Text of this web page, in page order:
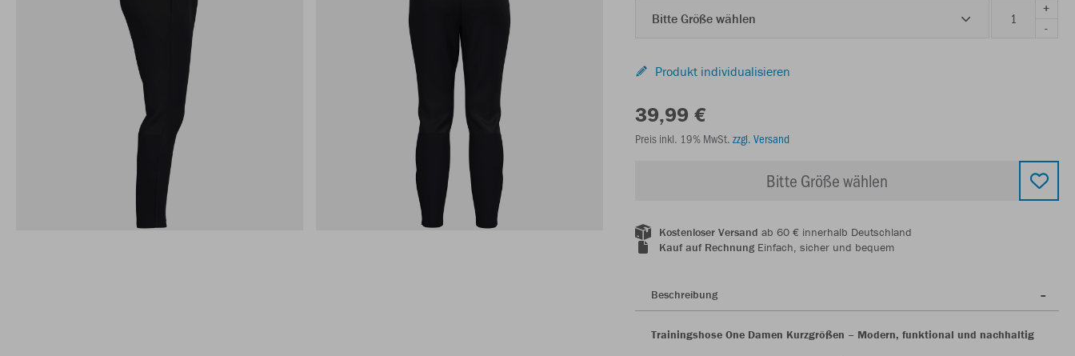
Bitte Größe wählen
+
-
Produkt individualisieren
39,99 €
Preis inkl. 19% MwSt. zzgl. Versand
Bitte Größe wählen
Kostenloser Versand ab 60 € innerhalb Deutschland
Kauf auf RechnungEinfach, sicher und bequem
Beschreibung
Trainingshose One Damen Kurzgrößen – Modern, funktional und nachhaltig